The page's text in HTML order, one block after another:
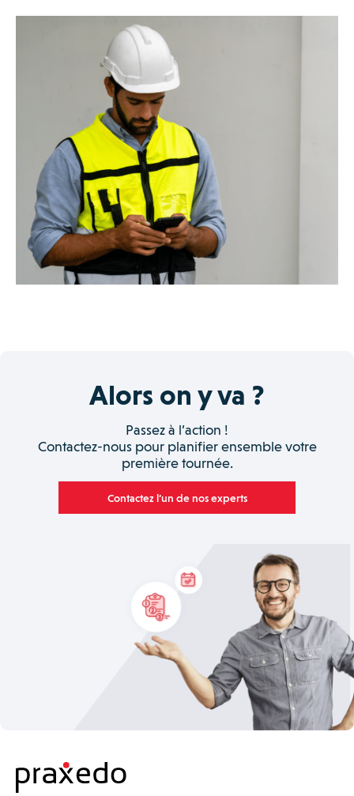
Alors on y va ?
Passez à l’action !
Contactez-nous pour planifier ensemble votre
première tournée.
Contactez l’un de nos experts